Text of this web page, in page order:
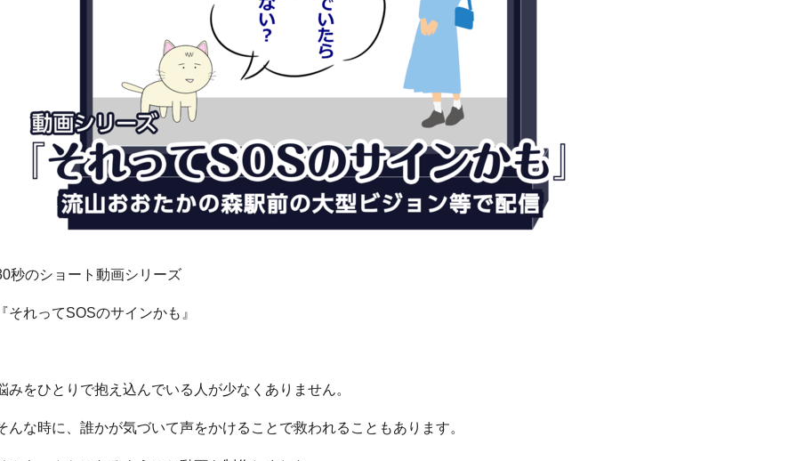
秒のショート動画シリーズ
『それってSOSのサインかも』
みをひとりで抱え込んでいる人が少なくありません。
んな時に、誰かが気づいて声をかけることで救われることもあります。